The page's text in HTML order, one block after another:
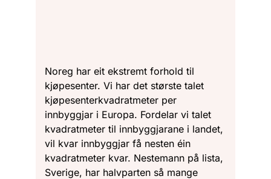
Noreg har eit ekstremt forhold til
kjøpesenter. Vi har det største talet
kjøpesenterkvadratmeter per
innbyggjar i Europa. Fordelar vi talet
kvadratmeter til innbyggjarane i landet,
vil kvar innbyggjar få nesten éin
kvadratmeter kvar. Nestemann på lista,
Sverige, har halvparten så mange